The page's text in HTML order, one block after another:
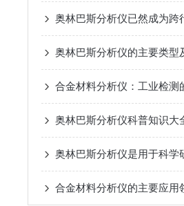
奥林巴斯分析仪科普知识大